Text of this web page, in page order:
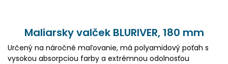
Maliarsky valček BLURIVER, 180 mm
Určený na náročné maľovanie, má polyamidový poťah s
vysokou absorpciou farby a extrémnou odolnosťou